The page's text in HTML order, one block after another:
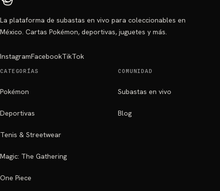
La plataforma de subastas en vivo para coleccionables en
México. Cartas Pokémon, deportivas, juguetes y más.
InstagramFacebookTikTok
CATEGORÍAS
Pokémon
Deportivas
Tenis & Streetwear
Magic: The Gathering
One Piece
COMUNIDAD
Subastas en vivo
Blog